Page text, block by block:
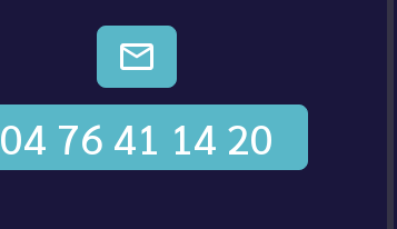
CONTACTEZ-NOUS
04 76 41 14 20